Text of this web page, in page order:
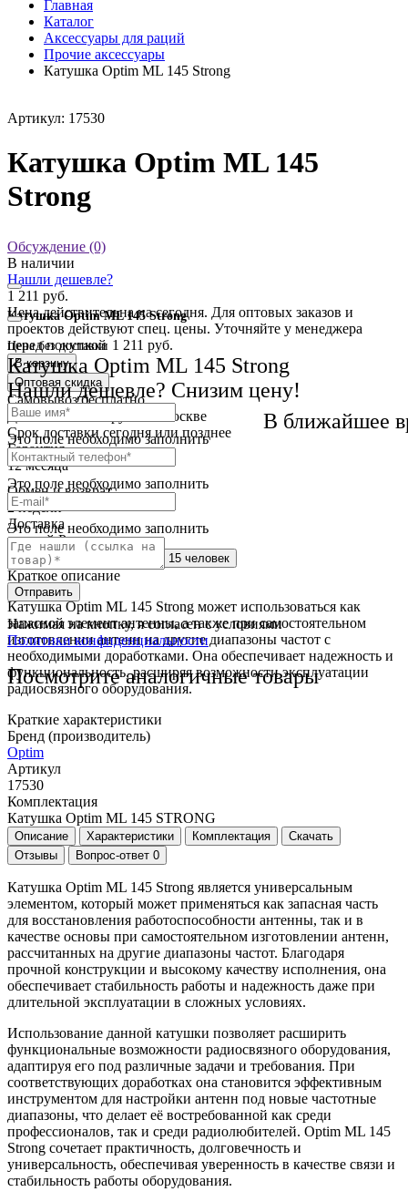
Главная
Каталог
Аксессуары для раций
Прочие аксессуары
Катушка Optim ML 145 Strong
Артикул: 17530
Катушка Optim ML 145
Strong
Обсуждение (0)
Катушка Optim ML 145 Strong
Цена без доставки 1 211 руб.
Катушка Optim ML 145 Strong
Нашли дешевле? Снизим цену!
Это поле необходимо заполнить
Это поле необходимо заполнить
Это поле необходимо заполнить
Отправить
Нажимая на кнопку, я согласен с условиями
Политики конфиденциальности
Посмотрите аналогичные товары
В наличии
Нашли дешевле?
В ближайшее
1 211 руб.
Цена действительна на сегодня. Для оптовых заказов и
проектов действуют спец. цены. Уточняйте у менеджера
перед покупкой
В корзину
Оптовая скидка
Самовывоз бесплатно
Доставка от 250 руб. по Москве
Cрок доставки сегодня или позднее
Гарантия
12 месяца
Обмен и возврат
2 недели
Доставка
по всей России
Сейчас этот товар смотрят 15 человек
Краткое описание
Катушка Optim ML 145 Strong может использоваться как
запасной элемент антенны, а также при самостоятельном
изготовлении антенн на другие диапазоны частот с
необходимыми доработками. Она обеспечивает надежность и
функциональность, расширяя возможности эксплуатации
радиосвязного оборудования.
Краткие характеристики
Бренд (производитель)
Optim
Артикул
17530
Комплектация
Катушка Optim ML 145 STRONG
Описание Характеристики Комплектация
Скачать
Отзывы
Вопрос-ответ 0
Катушка Optim ML 145 Strong является универсальным
элементом, который может применяться как запасная часть
для восстановления работоспособности антенны, так и в
качестве основы при самостоятельном изготовлении антенн,
рассчитанных на другие диапазоны частот. Благодаря
прочной конструкции и высокому качеству исполнения, она
обеспечивает стабильность работы и надежность даже при
длительной эксплуатации в сложных условиях.
Использование данной катушки позволяет расширить
функциональные возможности радиосвязного оборудования,
адаптируя его под различные задачи и требования. При
соответствующих доработках она становится эффективным
инструментом для настройки антенн под новые частотные
диапазоны, что делает её востребованной как среди
профессионалов, так и среди радиолюбителей. Optim ML 145
Strong сочетает практичность, долговечность и
универсальность, обеспечивая уверенность в качестве связи и
стабильность работы оборудования.